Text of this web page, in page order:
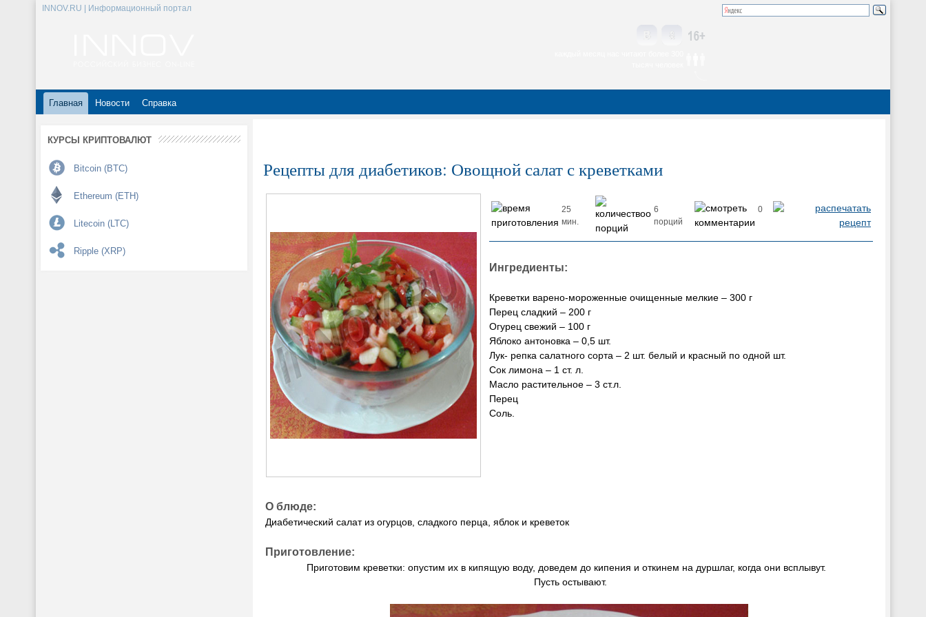
INNOV.RU | Информационный портал
Главная Новости Справка
КУРСЫ КРИПТОВАЛЮТ
Bitcoin (BTC)
Ethereum (ETH)
Litecoin (LTC)
Ripple (XRP)
Рецепты для диабетиков: Овощной салат с креветками
25
мин.
6
порций
0
Ингредиенты:
Креветки варено-мороженные очищенные мелкие – 300 г
Перец сладкий – 200 г
Огурец свежий – 100 г
Яблоко антоновка – 0,5 шт.
Лук- репка салатного сорта – 2 шт. белый и красный по одной шт.
Сок лимона – 1 ст. л.
Масло растительное – 3 ст.л.
Перец
Соль.
О блюде:
Диабетический салат из огурцов, сладкого перца, яблок и креветок
Приготовление:
Приготовим креветки: опустим их в кипящую воду, доведем до кипения и откинем на дуршлаг, когда они всплывут.
Пусть остывают.